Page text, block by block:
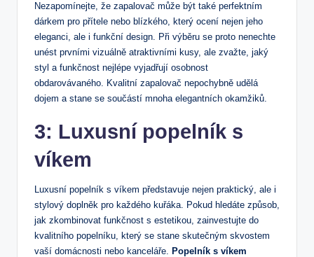
Nezapomínejte, že zapalovač může být také perfektním
dárkem pro přítele nebo blízkého, který ocení nejen jeho
eleganci, ale i funkční design. Při výběru se proto nenechte
unést prvními vizuálně atraktivními kusy, ale zvažte, jaký
styl a funkčnost nejlépe vyjadřují osobnost
obdarovávaného. Kvalitní zapalovač nepochybně udělá
dojem a stane se součástí mnoha elegantních okamžiků.
3: Luxusní popelník s
víkem
Luxusní popelník s víkem představuje nejen praktický, ale i
stylový doplněk pro každého kuřáka. Pokud hledáte způsob,
jak zkombinovat funkčnost s estetikou, zainvestujte do
kvalitního popelníku, který se stane skutečným skvostem
vaší domácnosti nebo kanceláře. Popelník s víkem